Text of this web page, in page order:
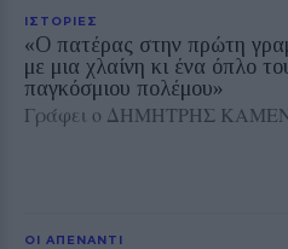
ΙΣΤΟΡΙΕΣ
«Ο πατέρας στην πρώτη
με μια χλαίνη κι ένα όπλο
παγκόσμιου πολέμου»
Γράφει ο ΔΗΜΗΤΡΗΣ
ΟΙ ΑΠΕΝΑΝΤΙ